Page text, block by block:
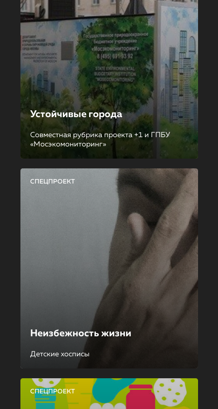
Устойчивые города
Совместная рубрика проекта +1 и ГПБУ
«Мосэкомониторинг»
СПЕЦПРОЕКТ
Неизбежность жизни
Детские хосписы
СПЕЦПРОЕКТ